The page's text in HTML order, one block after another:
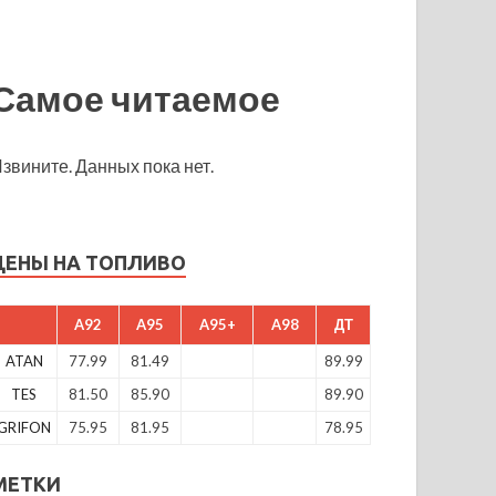
читаемое
Данных пока нет.
НА ТОПЛИВО
A92 A95 A95+ A98 ДТ
ATAN 77.99 81.49
89.99
TES
81.50 85.90
89.90
75.95 81.95 78.95